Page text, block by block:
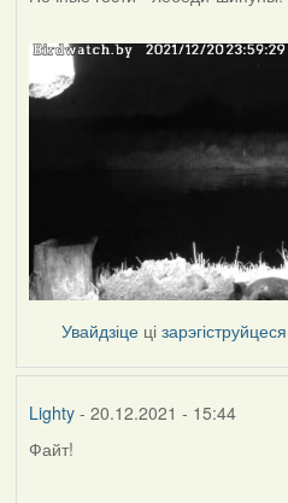
Увайдзіце цізарэгіструйцеся
Lighty- 20.12.2021 - 15:44
Файт!